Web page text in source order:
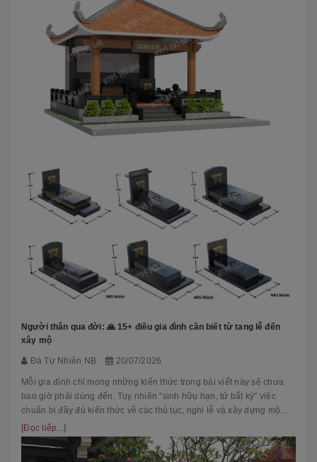
Người thân qua đời: 🙏 15+ điều gia đình cần biết từ tang lễ đến
xây mộ
Đá Tự Nhiên NB 20/07/2026
Mỗi gia đình chỉ mong những kiến thức trong bài viết này sẽ chưa
bao giờ phải dùng đến. Tuy nhiên "sinh hữu hạn, tử bất kỳ" việc
chuẩn bị đầy đủ kiến thức về các thủ tục, nghi lễ và xây dựng mộ
phầ...
[Đọc tiếp...]